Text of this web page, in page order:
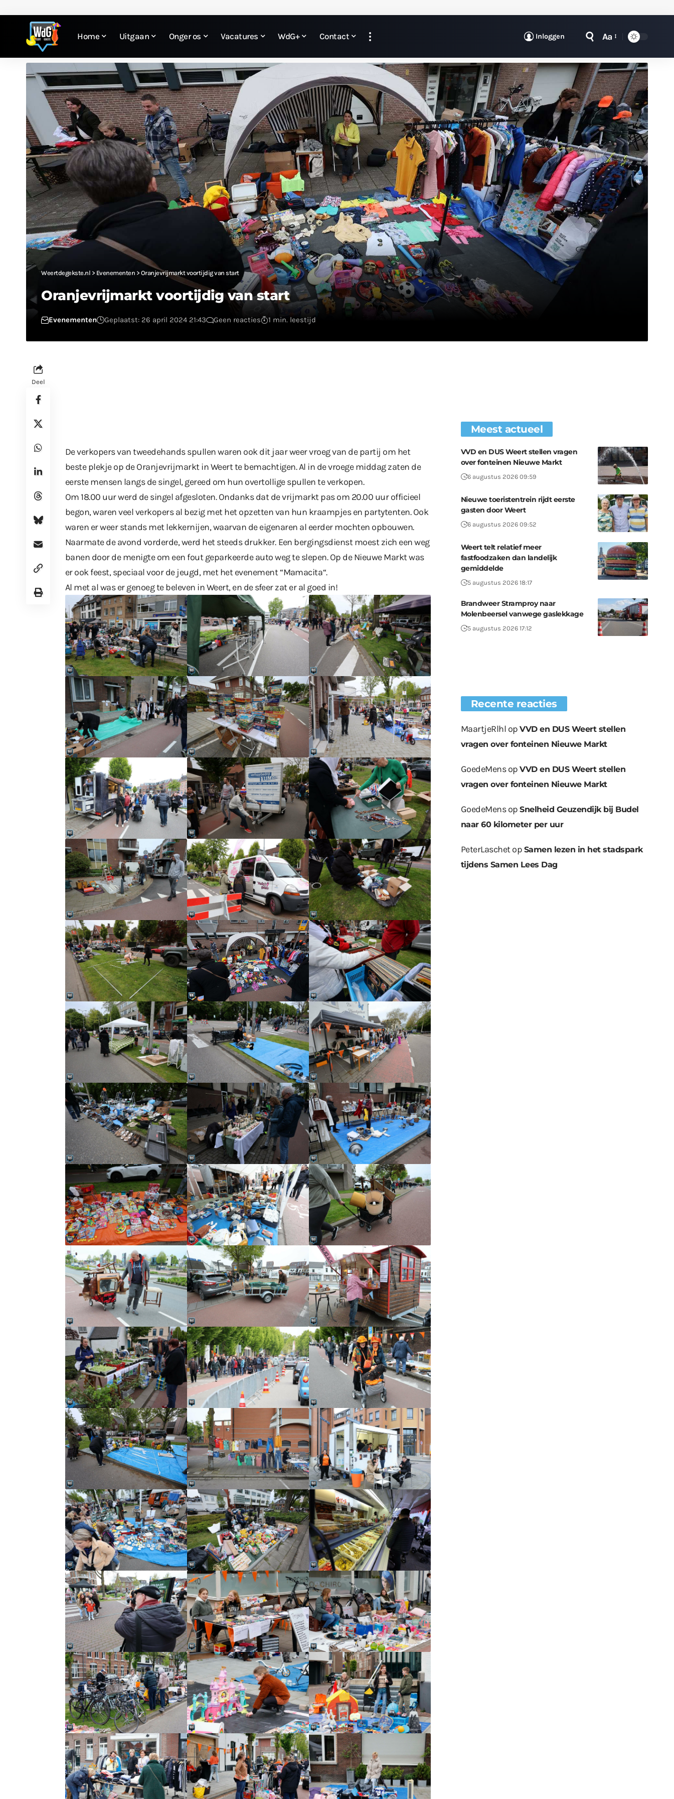
Home Uitgaan Onger os Vacatures WdG+ Contact Inloggen Aa
Weertdegekste.nl > Evenementen > Oranjevrijmarkt voortijdig van start
Oranjevrijmarkt voortijdig van start
Evenementen Geplaatst: 26 april 2024 21:43 Geen reacties 1 min. leestijd
Deel
De verkopers van tweedehands spullen waren ook dit jaar weer vroeg van de partij om het
beste plekje op de Oranjevrijmarkt in Weert te bemachtigen. Al in de vroege middag zaten de
eerste mensen langs de singel, gereed om hun overtollige spullen te verkopen.
Om 18.00 uur werd de singel afgesloten. Ondanks dat de vrijmarkt pas om 20.00 uur officieel
begon, waren veel verkopers al bezig met het opzetten van hun kraampjes en partytenten. Ook
waren er weer stands met lekkernijen, waarvan de eigenaren al eerder mochten opbouwen.
Naarmate de avond vorderde, werd het steeds drukker. Een bergingsdienstmoest zich een weg
banen door de menigte om een fout geparkeerde auto weg te slepen. Op de Nieuwe Markt was
er ook feest, speciaal voor de jeugd, met het evenement “Mamacita“.
Al met al was er genoeg te beleven in Weert, en de sfeer zat er al goed in!
Meest actueel
VVD en DUS Weert stellen vragen
over fonteinen Nieuwe Markt
6 augustus 2026 09:59
Nieuwe toeristentrein rijdt eerste
gasten door Weert
6 augustus 2026 09:52
Weert telt relatief meer
fastfoodzaken dan landelijk
gemiddelde
5 augustus 2026 18:17
Brandweer Stramproy naar
Molenbeersel vanwege gaslekkage
5 augustus 2026 17:12
Recente reacties
MaartjeRlhl opVVD en DUS Weert stellen
vragen over fonteinen Nieuwe Markt
GoedeMensopVVD en DUS Weert stellen
vragen over fonteinen Nieuwe Markt
GoedeMensopSnelheid Geuzendijk bij Budel
naar 60 kilometer per uur
PeterLaschetop Samen lezen in het stadspark
tijdens Samen Lees Dag